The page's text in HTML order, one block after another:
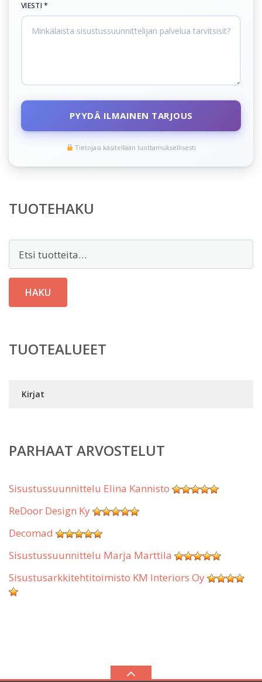
VIESTI *
PYYDÄ ILMAINEN TARJOUS
Tietojasi käsitellään luottamuksellisesti
TUOTEHAKU
HAKU
TUOTEALUEET
Kirjat
PARHAAT ARVOSTELUT
Sisustussuunnittelu Elina Kannisto
ReDoor Design Ky
Decomad
Sisustussuunnittelu Marja Marttila
Sisustusarkkitehtitoimisto KM Interiors Oy